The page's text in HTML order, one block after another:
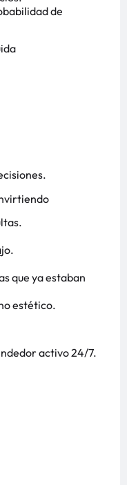
de
que ya estaban
estético.
activo 24/7.